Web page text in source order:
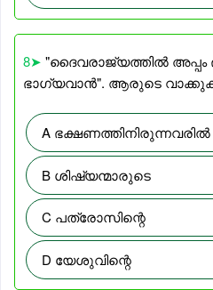
8➤ "ദൈവരാജ്യത്തിൽ അപ്പം
ഭാഗ്യവാൻ". ആരുടെ
A
B ശിഷ്യന്മാരുടെ
C പത്രോസിന്റെ
D യേശുവിന്റെ